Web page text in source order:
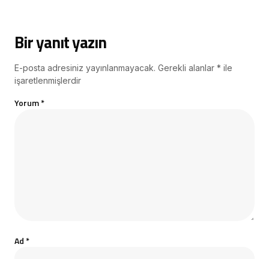
Bir yanıt yazın
E-posta adresiniz yayınlanmayacak. Gerekli alanlar * ile
işaretlenmişlerdir
Yorum*
Ad*